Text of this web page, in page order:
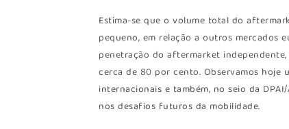
Estima-se que o volume total do
pequeno, em relação a outros mercados
penetração do aftermarket
cerca de 80 por cento. Observamos hoje
internacionais e também, no seio da
nos desafios futuros da mobilidade.